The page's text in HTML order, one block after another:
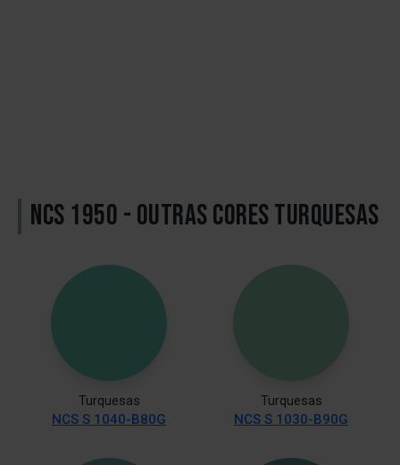
NCS 1950 - OUTRAS CORES TURQUESAS
Turquesas
NCS S 1040-B80G
Turquesas
NCS S 1030-B90G